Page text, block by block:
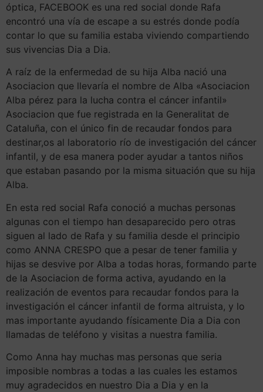
óptica, FACEBOOK es una red social donde Rafa
encontró una vía de escape a su estrés donde podía
contar lo que su familia estaba viviendo compartiendo
sus vivencias Dia a Dia.
A raíz de la enfermedad de su hija Alba nació una
Asociacion que llevaría el nombre de Alba «Asociacion
Alba pérez para la lucha contra el cáncer infantil»
Asociacion que fue registrada en la Generalitat de
Cataluña, con el único fin de recaudar fondos para
destinar,os al laboratorio río de investigación del cáncer
infantil, y de esa manera poder ayudar a tantos niños
que estaban pasando por la misma situación que su hija
Alba.
En esta red social Rafa conoció a muchas personas
algunas con el tiempo han desaparecido pero otras
siguen al lado de Rafa y su familia desde el principio
como ANNA CRESPO que a pesar de tener familia y
hijas se desvive por Alba a todas horas, formando parte
de la Asociacion de forma activa, ayudando en la
realización de eventos para recaudar fondos para la
investigación el cáncer infantil de forma altruista, y lo
mas importante ayudando físicamente Dia a Dia con
llamadas de teléfono y visitas a nuestra familia.
Como Anna hay muchas mas personas que seria
imposible nombras a todas a las cuales les estamos
muy agradecidos en nuestro Dia a Dia y en la